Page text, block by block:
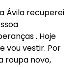
Ávila recuperei
. Hoje
vou vestir. Por
roupa novo,